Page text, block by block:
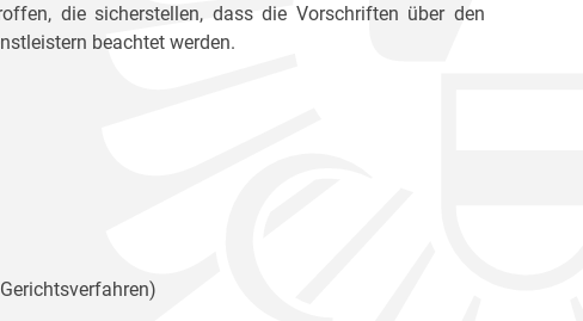
die sicherstellen, dass die Vorschriften über den
beachtet werden.